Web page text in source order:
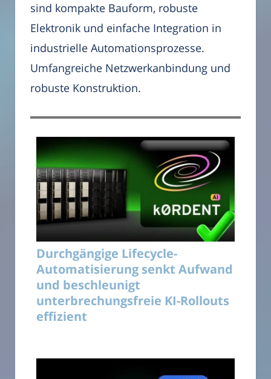
sind kompakte Bauform, robuste
Elektronik und einfache Integration in
industrielle Automationsprozesse.
Umfangreiche Netzwerkanbindung und
robuste Konstruktion.
Durchgängige Lifecycle-
Automatisierung senkt Aufwand
und beschleunigt
unterbrechungsfreie KI-Rollouts
effizient